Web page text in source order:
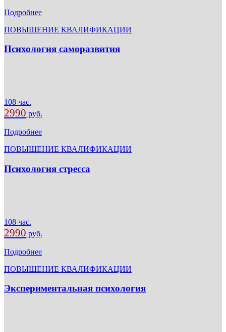
Подробнее
ПОВЫШЕНИЕ КВАЛИФИКАЦИИ
Психология саморазвития
108 час.
2990 руб.
Подробнее
ПОВЫШЕНИЕ КВАЛИФИКАЦИИ
Психология стресса
108 час.
2990 руб.
Подробнее
ПОВЫШЕНИЕ КВАЛИФИКАЦИИ
Экспериментальная психология